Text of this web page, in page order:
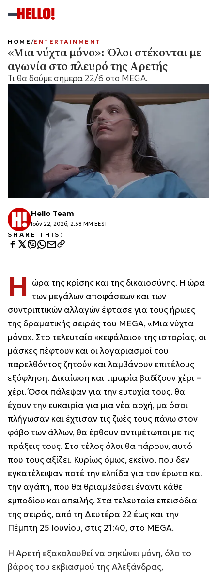
HOME ENTERTAINMENT
«Μια νύχτα μόνο»: Όλοι στέκονται με
αγωνία στο πλευρό της Αρετής
Τι θα δούμε σήμερα 22/6 στο MEGA.
Hello Team
Ιούν 22, 2026, 2:58 ΜΜ EEST
SHARE THIS:
Η ώρα της κρίσης και της δικαιοσύνης. Η ώρα
των μεγάλων αποφάσεων και των
συντριπτικών αλλαγών έφτασε για τους ήρωες
της δραματικής σειράς του MEGA, «Μια νύχτα
μόνο». Στο τελευταίο «κεφάλαιο» της ιστορίας, οι
μάσκες πέφτουν και οι λογαριασμοί του
παρελθόντος ζητούν και λαμβάνουν επιτέλους
εξόφληση. Δικαίωση και τιμωρία βαδίζουν χέρι –
χέρι. Όσοι πάλεψαν για την ευτυχία τους, θα
έχουν την ευκαιρία για μια νέα αρχή, μα όσοι
πλήγωσαν και έχτισαν τις ζωές τους πάνω στον
φόβο των άλλων, θα έρθουν αντιμέτωποι με τις
πράξεις τους. Στο τέλος όλοι θα πάρουν, αυτό
που τους αξίζει. Κυρίως όμως, εκείνοι που δεν
εγκατέλειψαν ποτέ την ελπίδα για τον έρωτα και
την αγάπη, που θα θριαμβεύσει έναντι κάθε
εμποδίου και απειλής. Στα τελευταία επεισόδια
της σειράς, από τη Δευτέρα 22 έως και την
Πέμπτη 25 Ιουνίου, στις 21:40, στο MEGA.
Η Αρετή εξακολουθεί να σηκώνει μόνη, όλο το
βάρος του εκβιασμού της Αλεξάνδρας,